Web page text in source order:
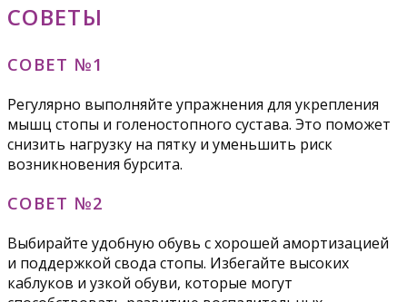
СОВЕТЫ
СОВЕТ №1
Регулярно выполняйте упражнения для укрепления
мышц стопы и голеностопного сустава. Это поможет
снизить нагрузку на пятку и уменьшить риск
возникновения бурсита.
СОВЕТ №2
Выбирайте удобную обувь с хорошей амортизацией
и поддержкой свода стопы. Избегайте высоких
каблуков и узкой обуви, которые могут